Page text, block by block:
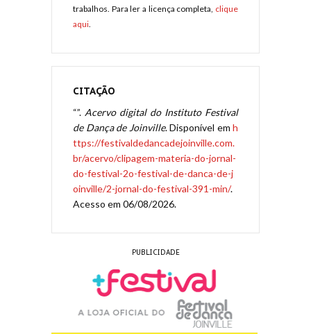
trabalhos. Para ler a licença completa, clique
aqui.
CITAÇÃO
“”. Acervo digital do Instituto Festival
de Dança de Joinville. Disponível em h
ttps://festivaldedancadejoinville.com.
br/acervo/clipagem-materia-do-jornal-
do-festival-2o-festival-de-danca-de-j
oinville/2-jornal-do-festival-391-min/.
Acesso em 06/08/2026.
PUBLICIDADE